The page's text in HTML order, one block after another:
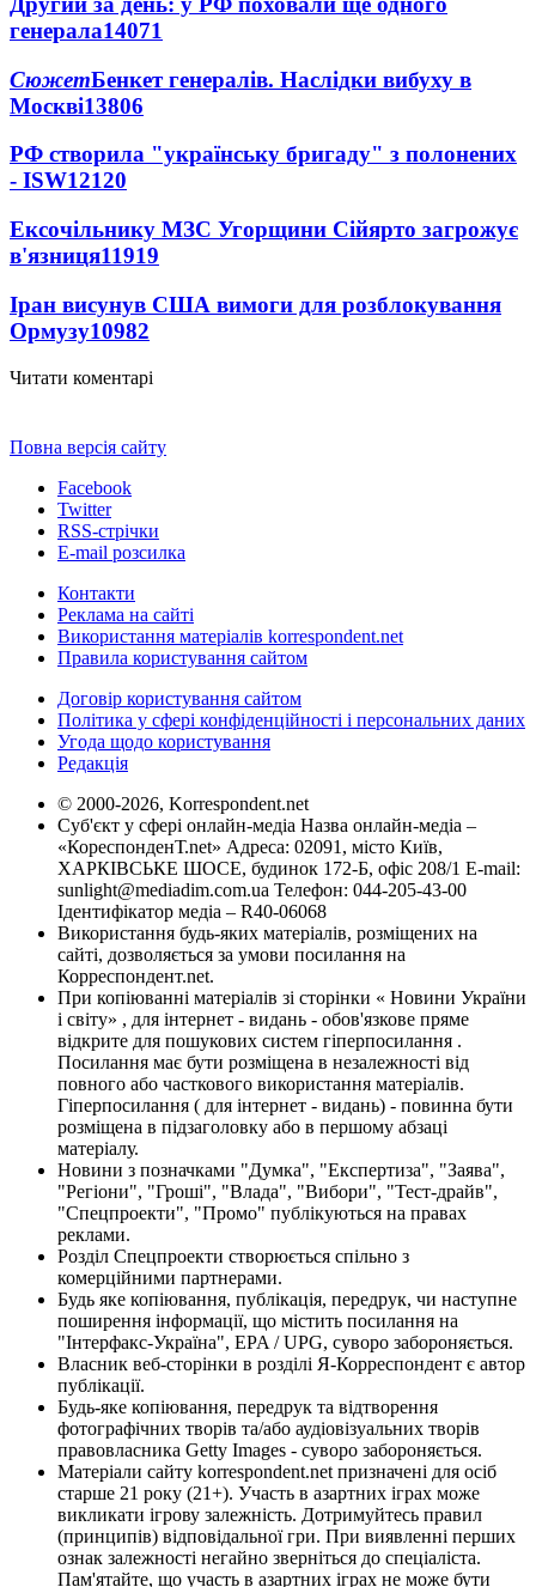
генерала14071
СюжетБенкет генералів. Наслідки вибуху в
Москві13806
РФ створила "українську бригаду" з полонених
- ISW12120
Ексочільнику МЗС Угорщини Сійярто загрожує
в'язниця11919
Іран висунув США вимоги для розблокування
Ормузу10982
Читати коментарі
Повна версія сайту
Facebook
Twitter
RSS-стрічки
E-mail розсилка
Контакти
Реклама на сайті
Використання матеріалів korrespondent.net
Правила користування сайтом
Договір користування сайтом
Політика у сфері конфіденційності і персональних даних
Угода щодо користування
Редакція
© 2000-2026, Korrespondent.net
Суб'єкт у сфері онлайн-медіа Назва онлайн-медіа –
«КореспонденТ.net» Адреса: 02091, місто Київ,
ХАРКІВСЬКЕ ШОСЕ, будинок 172-Б, офіс 208/1 E-mail:
sunlight@mediadim.com.ua Телефон: 044-205-43-00
Ідентифікатор медіа – R40-06068
Використання будь-яких матеріалів, розміщених на
сайті, дозволяється за умови посилання на
Корреспондент.net.
При копіюванні матеріалів зі сторінки « Новини України
і світу» , для інтернет - видань - обов'язкове пряме
відкрите для пошукових систем гіперпосилання .
Посилання має бути розміщена в незалежності від
повного або часткового використання матеріалів.
Гіперпосилання ( для інтернет - видань) - повинна бути
розміщена в підзаголовку або в першому абзаці
матеріалу.
Новини з позначками "Думка", "Експертиза", "Заява",
"Регіони", "Гроші", "Влада", "Вибори", "Тест-драйв",
"Спецпроекти", "Промо" публікуються на правах
реклами.
Розділ Спецпроекти створюється спільно з
комерційними партнерами.
Будь яке копіювання, публікація, передрук, чи наступне
поширення інформації, що містить посилання на
"Інтерфакс-Україна", EPA / UPG, суворо забороняється.
Власник веб-сторінки в розділі Я-Корреспондент є автор
публікації.
Будь-яке копіювання, передрук та відтворення
фотографічних творів та/або аудіовізуальних творів
правовласника Getty Images - суворо забороняється.
Матеріали сайту korrespondent.net призначені для осіб
старше 21 року (21+). Участь в азартних іграх може
викликати ігрову залежність. Дотримуйтесь правил
(принципів) відповідальної гри. При виявленні перших
ознак залежності негайно зверніться до спеціаліста.
Пам'ятайте, що участь в азартних іграх не може бути